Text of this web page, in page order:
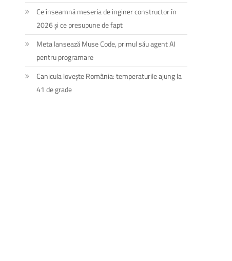
Ce înseamnă meseria de inginer constructor în
2026 și ce presupune de fapt
Meta lansează Muse Code, primul său agent AI
pentru programare
Canicula lovește România: temperaturile ajung la
41 de grade